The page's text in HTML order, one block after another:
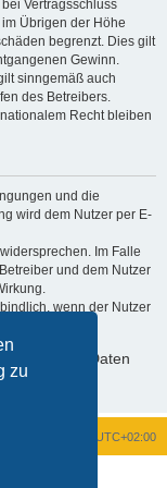
zu
Vertragsschluss
Übrigen der Höhe
begrenzt. Dies gilt
Gewinn.
sinngemäß auch
des Betreibers.
Recht bleiben
und die
wird dem Nutzer per E-
Im Falle
und dem Nutzer
wenn der Nutzer
Daten
UTC+02:00
Limited